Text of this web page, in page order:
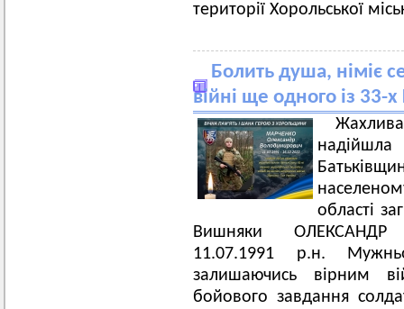
території Хорольської
Болить душа, німіє
війні ще одного із 33-х
області
Вишняки
11.07.1991 р.н.
залишаючись вірним
бойового завдання